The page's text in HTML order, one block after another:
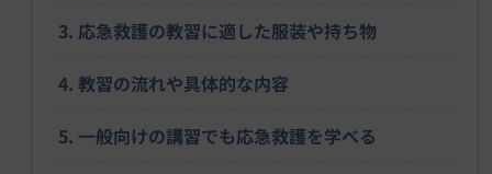
3. 応急救護の教習に適した服装や持ち物
4. 教習の流れや具体的な内容
5. 一般向けの講習でも応急救護を学べる